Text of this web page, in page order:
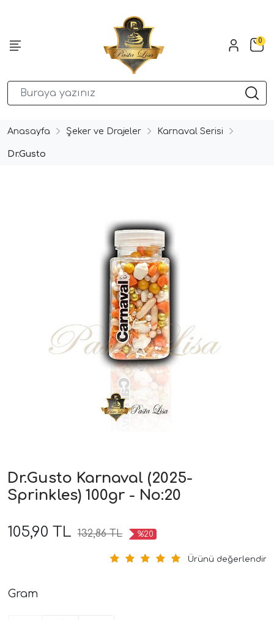
0
Anasayfa Şeker ve Drajeler Karnaval Serisi
Dr.Gusto
Dr.Gusto Karnaval (2025-
Sprinkles) 100gr - No:20
105,90 TL 132,86 TL %20
Ürünü değerlendir
Gram